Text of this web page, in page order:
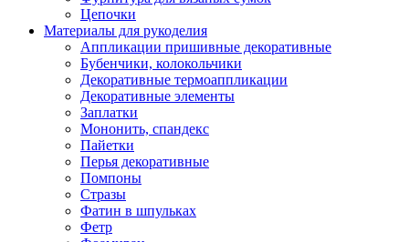
Цепочки
Материалы для рукоделия
Аппликации пришивные декоративные
Бубенчики, колокольчики
Декоративные термоаппликации
Декоративные элементы
Заплатки
Мононить, спандекс
Пайетки
Перья декоративные
Помпоны
Стразы
Фатин в шпульках
Фетр